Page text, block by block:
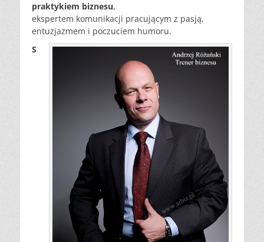
praktykiem biznesu,
ekspertem komunikacji pracującym z pasją,
entuzjazmem i poczuciem humoru.
S